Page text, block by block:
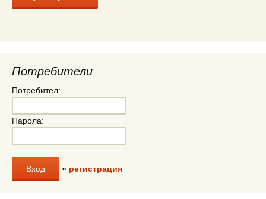
Потребители
Потребител:
Парола:
» регистрация